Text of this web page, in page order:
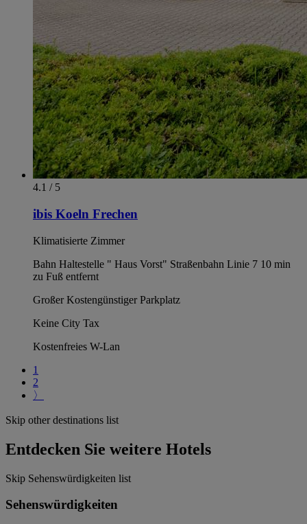
4.1 / 5
ibis Koeln Frechen
Klimatisierte Zimmer
Bahn Haltestelle " Haus Vorst" Straßenbahn Linie 7 10 min
zu Fuß entfernt
Großer Kostengünstiger Parkplatz
Keine City Tax
Kostenfreies W-Lan
1
2
〉
Skip other destinations list
Entdecken Sie weitere Hotels
Skip Sehenswürdigkeiten list
Sehenswürdigkeiten